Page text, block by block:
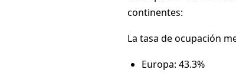
continentes:
La tasa de ocupación
Europa: 43.3%